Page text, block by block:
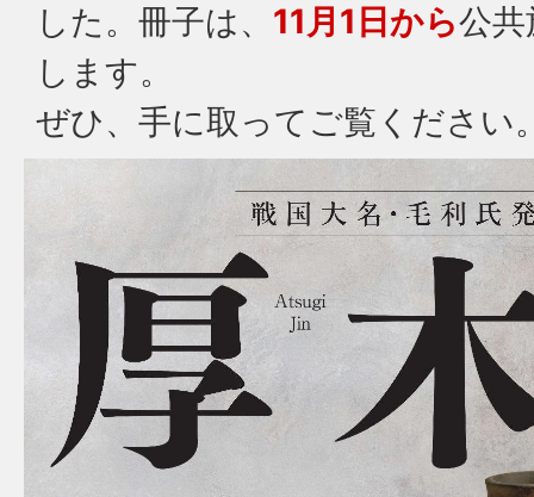
した。冊子は、 11月1日から公
します。
ぜひ、手に取ってご覧ください